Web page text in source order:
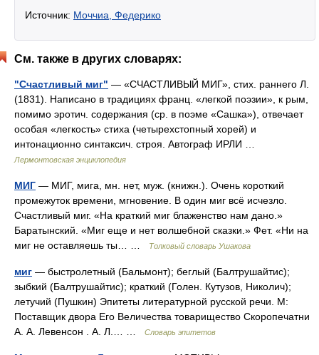
Источник: Моччиа, Федерико
См. также в других словарях:
"Счастливый миг" — «СЧАСТЛИВЫЙ МИГ», стих. раннего Л.
(1831). Написано в традициях франц. «легкой поэзии», к рым,
помимо эротич. содержания (ср. в поэме «Сашка»), отвечает
особая «легкость» стиха (четырехстопный хорей) и
интонационно синтаксич. строя. Автограф ИРЛИ …
Лермонтовская энциклопедия
МИГ — МИГ, мига, мн. нет, муж. (книжн.). Очень короткий
промежуток времени, мгновение. В один миг всё исчезло.
Счастливый миг. «На краткий миг блаженство нам дано.»
Баратынский. «Миг еще и нет волшебной сказки.» Фет. «Ни на
миг не оставляешь ты… …
Толковый словарь Ушакова
миг — быстролетный (Бальмонт); беглый (Балтрушайтис);
зыбкий (Балтрушайтис); краткий (Голен. Кутузов, Николич);
летучий (Пушкин) Эпитеты литературной русской речи. М:
Поставщик двора Его Величества товарищество Скоропечатни
А. А. Левенсон . А. Л.… …
Словарь эпитетов